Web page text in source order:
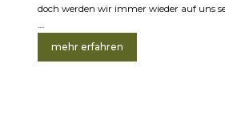
doch werden wir immer wieder auf uns
....
mehr erfahren